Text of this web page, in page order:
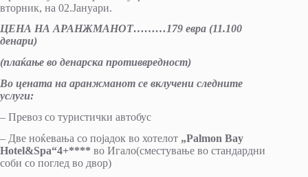
вторник, на 02.Јануари.
ЦЕНА НА АРАНЖМАНОТ………179 евра (11.100
денари)
(плаќање во денарска противвредност)
Во цената на аранжманот се вклучени следните
услуги:
– Превоз со туристички автобус
– Две ноќевања со појадок во хотелот „Palmon Bay
Hotel&Spa“4+**** во Игало(сместување во стандардни
соби со поглед во двор)